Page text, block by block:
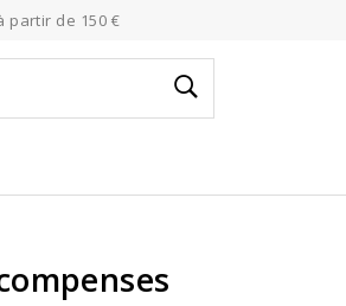
partir de 150 €